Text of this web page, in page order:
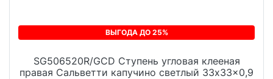
ВЫГОДА ДО 25%
SG506520R/GCD Ступень угловая клееная
правая Сальветти капучино светлый 33x33x0,9